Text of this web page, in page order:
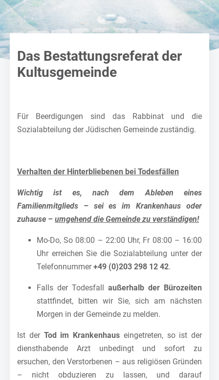
Das Bestattungsreferat der
Kultusgemeinde
Für Beerdigungen sind das Rabbinat und die
Sozialabteilung der Jüdischen Gemeinde zuständig.
Verhalten der Hinterbliebenen bei Todesfällen
Wichtig ist es, nach dem Ableben eines
Familienmitglieds – sei es im Krankenhaus oder
zuhause – umgehend die Gemeinde zu verständigen!
Mo-Do, So 08:00 – 22:00 Uhr, Fr 08:00 – 16:00
Uhr erreichen Sie die Sozialabteilung unter der
Telefonnummer+49 (0)203 298 12 42.
Falls der Todesfall außerhalb der Bürozeiten
stattfindet, bitten wir Sie, sich am nächsten
Morgen in der Gemeinde zu melden.
Ist der Tod im Krankenhaus eingetreten, so ist der
diensthabende Arzt unbedingt und sofort zu
ersuchen, den Verstorbenen – aus religiösen Gründen
– nicht obduzieren zu lassen, und darauf